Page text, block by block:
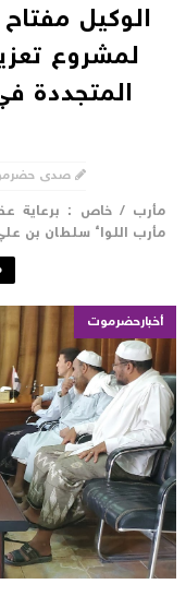
الوكيل مفتاح
لمشروع
المتجددة
صدى
/ خاص : برعاية عضو
اللواء سلطان بن علي
أخبارحضرموت